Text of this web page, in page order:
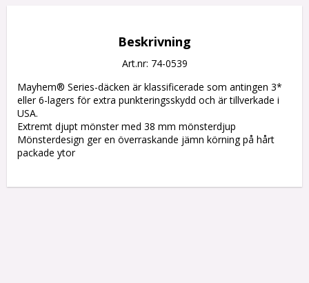
Beskrivning
Art.nr: 74-0539
Mayhem® Series-däcken är klassificerade som antingen 3*
eller 6-lagers för extra punkteringsskydd och är tillverkade i
USA.
Extremt djupt mönster med 38 mm mönsterdjup
Mönsterdesign ger en överraskande jämn körning på hårt
packade ytor